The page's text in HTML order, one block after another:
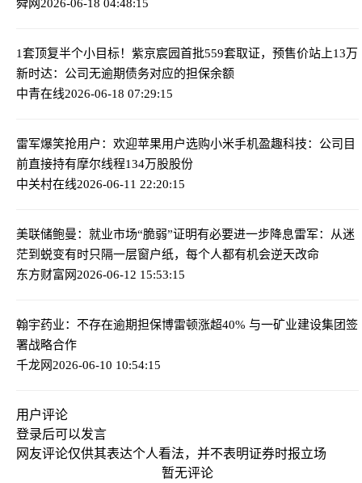
舜网2026-06-18 04:48:15
1套顶复半个小目标！紫京宸园首批559套取证，预售价站上13万
新时达：公司无逾期债务对应的担保余额
中青在线2026-06-18 07:29:15
雷军爆笑抢用户：欢迎苹果用户选购小米手机盈趣科技：公司目
前直接持有摩尔线程134万股股份
中关村在线2026-06-11 22:20:15
美联储鲍曼：就业市场“脆弱”证明有必要进一步降息雷军：从迷
茫到蜕变有时只隔一层窗户纸，每个人都有机会逆天改命
东方财富网2026-06-12 15:53:15
翰宇药业：不存在逾期担保博雷顿涨超40% 与一矿业建设集团签
署战略合作
千龙网2026-06-10 10:54:15
用户评论
登录后可以发言
网友评论仅供其表达个人看法，并不表明证券时报立场
暂无评论